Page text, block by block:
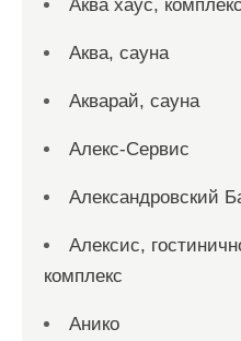
Аква хаус, комплекс
Аква, сауна
Акварай, сауна
Алекс-Сервис
Александровский
Алексис,
комплекс
Анико